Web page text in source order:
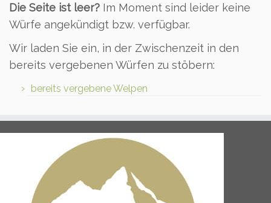
Die Seite ist leer? Im Moment sind leider keine
Würfe angekündigt bzw. verfügbar.
Wir laden Sie ein, in der Zwischenzeit in den
bereits vergebenen Würfen zu stöbern:
bereits vergebene Welpen